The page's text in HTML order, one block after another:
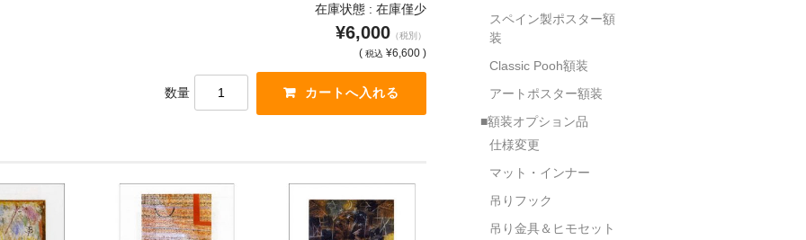
在庫状態 : 在庫僅少
¥6,000 （税別）
( 税込 ¥6,600 )
数量
スペイン製ポスター額
装
Classic Pooh額装
アートポスター額装
■額装オプション品
仕様変更
マット・インナー
吊りフック
吊り金具＆ヒモセット